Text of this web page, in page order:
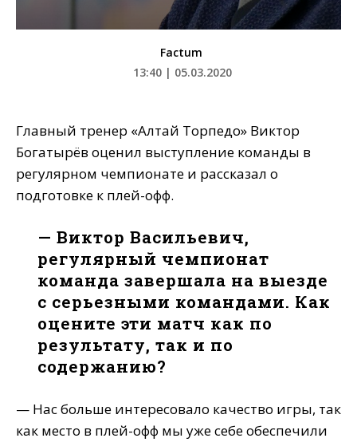
Factum
13:40 | 05.03.2020
Главный тренер «Алтай Торпедо» Виктор
Богатырёв оценил выступление команды в
регулярном чемпионате и рассказал о
подготовке к плей-офф.
— Виктор Васильевич,
регулярный чемпионат
команда завершала на выезде
с серьезными командами. Как
оцените эти матч как по
результату, так и по
содержанию?
— Нас больше интересовало качество игры, так
как место в плей-офф мы уже себе обеспечили